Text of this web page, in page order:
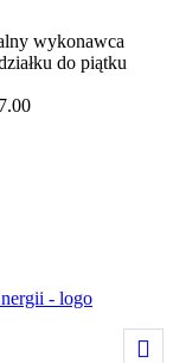
wykonawca
do piątku